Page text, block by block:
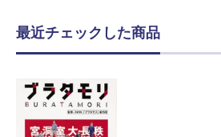
最近チェックした商品